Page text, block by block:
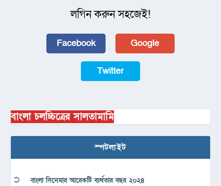
লগিন করুন সহজেই!
Facebook Google
Twitter
বাংলা চলচ্চিত্রের সালতামামি
স্পটলাইট
বাংলা সিনেমার আরেকটি ব্যর্থতার বছর ২০২৪